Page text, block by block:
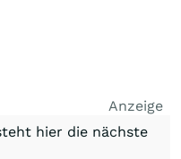
Anzeige
hier die nächste